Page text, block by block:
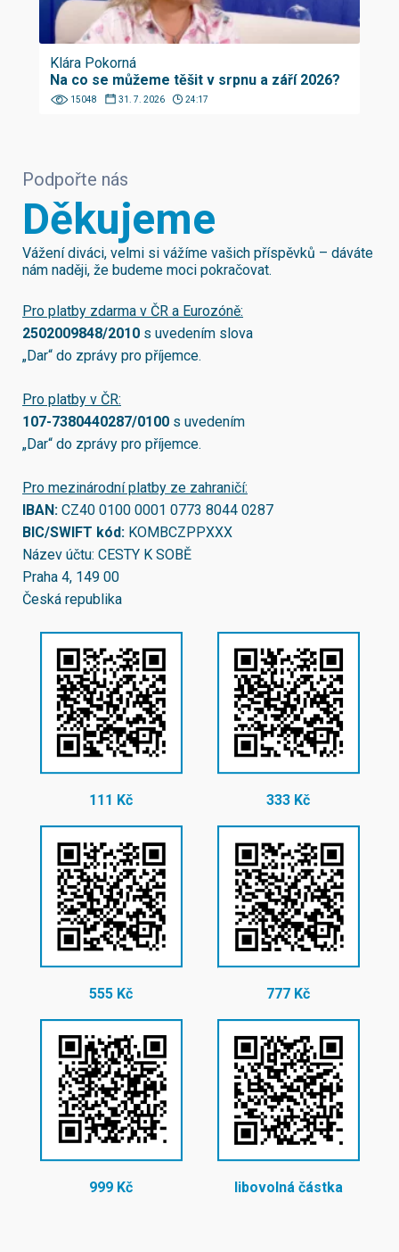
Klára Pokorná
Na co se můžeme těšit v srpnu a září 2026?
15048 31. 7. 2026 24:17
Podpořte nás
Děkujeme
Vážení diváci, velmi si vážíme vašich příspěvků – dáváte
nám naději, že budeme moci pokračovat.
Pro platby zdarma v ČR a Eurozóně:
2502009848/2010 s uvedením slova
„Dar“ do zprávy pro příjemce.
Pro platby v ČR:
107-7380440287/0100 s uvedením
„Dar“ do zprávy pro příjemce.
Pro mezinárodní platby ze zahraničí:
IBAN: CZ40 0100 0001 0773 8044 0287
BIC/SWIFT kód: KOMBCZPPXXX
Název účtu: CESTY K SOBĚ
Praha 4, 149 00
Česká republika
111 Kč 333 Kč
555 Kč 777 Kč
999 Kč libovolná částka